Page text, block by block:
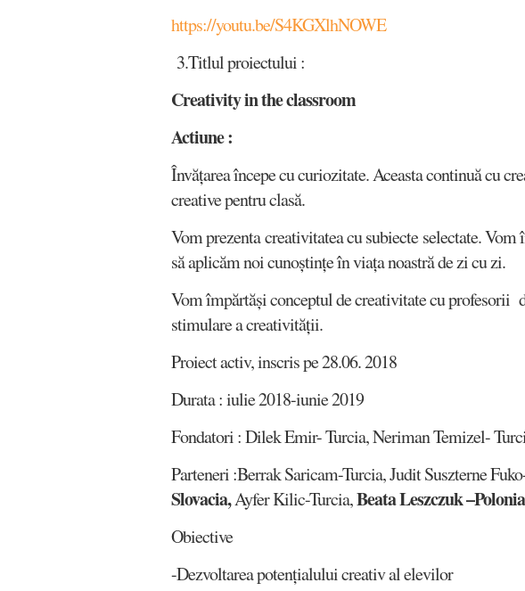
https://youtu.be/S4KGXlhNOWE
3.Titlul proiectului :
Creativity in the classroom
Actiune :
Învățarea începe cu curiozitate. Aceasta continuă cu
creative pentru clasă.
Vom prezenta creativitatea cu subiecte selectate.
să aplicăm noi cunoștințe în viața noastră de zi cu zi.
Vom împărtăși conceptul de creativitate cu profesorii
stimulare a creativității.
Proiect activ, inscris pe 28.06. 2018
Durata : iulie 2018-iunie 2019
Fondatori : Dilek Emir- Turcia, Neriman Temizel-
Parteneri :Berrak Saricam-Turcia, Judit Suszterne
Slovacia,Ayfer Kilic-Turcia,Beata Leszczuk
Obiective
-Dezvoltarea potențialului creativ al elevilor